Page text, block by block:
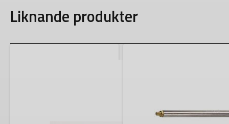
Liknande produkter